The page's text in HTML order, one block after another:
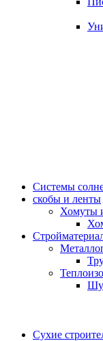
Системы
скобы и ленты
Хомуты
Сухие